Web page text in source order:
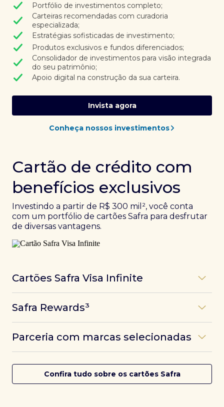
Portfólio de investimentos completo;
Carteiras recomendadas com curadoria
especializada;
Estratégias sofisticadas de investimento;
Produtos exclusivos e fundos diferenciados;
Consolidador de investimentos para visão integrada
do seu patrimônio;
Apoio digital na construção da sua carteira.
Invista agora
Conheça nossos investimentos
Cartão de crédito com
benefícios exclusivos
Investindo a partir de R$ 300 mil², você conta
com um portfólio de cartões Safra para desfrutar
de diversas vantagens.
Cartões Safra Visa Infinite
experiências refinadas a benefícios únicos, como
converte seus investimentos em limite no cartão e
conta com acesso a mais de 1.400 salas VIP Dragon
Pass ao redor do mundo.
Safra Rewards³
das melhores pontuações do mercado.
Parceria com marcas selecionadas
cartões Safra.
Confira tudo sobre os cartões Safra